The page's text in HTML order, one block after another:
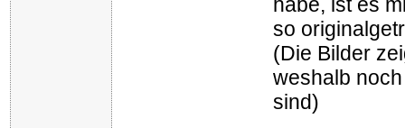
so
(Die Bilder
weshalb
sind)